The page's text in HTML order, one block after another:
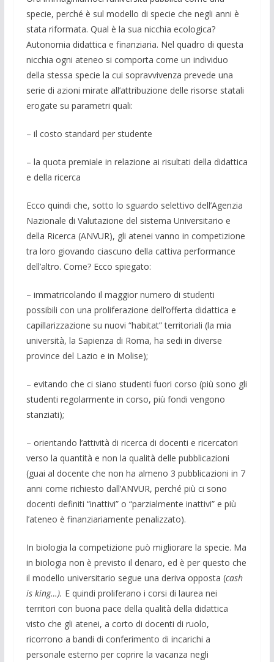
specie, perché è sul modello di specie che negli anni è
stata riformata. Qual è la sua nicchia ecologica?
Autonomia didattica e finanziaria. Nel quadro di questa
nicchia ogni ateneo si comporta come un individuo
della stessa specie la cui sopravvivenza prevede una
serie di azioni mirate all’attribuzione delle risorse statali
erogate su parametri quali:
– il costo standard per studente
– la quota premiale in relazione ai risultati della didattica
e della ricerca
Ecco quindi che, sotto lo sguardo selettivo dell’Agenzia
Nazionale di Valutazione del sistema Universitario e
della Ricerca (ANVUR), gli atenei vanno in competizione
tra loro giovando ciascuno della cattiva performance
dell’altro. Come? Ecco spiegato:
– immatricolando il maggior numero di studenti
possibili con una proliferazione dell’offerta didattica e
capillarizzazione su nuovi “habitat” territoriali (la mia
università, la Sapienza di Roma, ha sedi in diverse
province del Lazio e in Molise);
– evitando che ci siano studenti fuori corso (più sono gli
studenti regolarmente in corso, più fondi vengono
stanziati);
– orientando l’attività di ricerca di docenti e ricercatori
verso la quantità e non la qualità delle pubblicazioni
(guai al docente che non ha almeno 3 pubblicazioni in 7
anni come richiesto dall’ANVUR, perché più ci sono
docenti definiti “inattivi” o “parzialmente inattivi” e più
l’ateneo è finanziariamente penalizzato).
In biologia la competizione può migliorare la specie. Ma
in biologia non è previsto il denaro, ed è per questo che
il modello universitario segue una deriva opposta (cash
is king…). E quindi proliferano i corsi di laurea nei
territori con buona pace della qualità della didattica
visto che gli atenei, a corto di docenti di ruolo,
ricorrono a bandi di conferimento di incarichi a
personale esterno per coprire la vacanza negli